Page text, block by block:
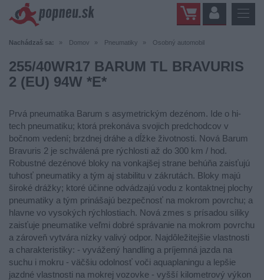
Nachádzaš sa: Domov Pneumatiky Osobný automobil
255/40WR17 BARUM TL BRAVURIS
2 (EU) 94W *E*
Prvá pneumatika Barum s asymetrickým dezénom. Ide o hi-
tech pneumatiku; ktorá prekonáva svojich predchodcov v
bočnom vedení; brzdnej dráhe a dĺžke životnosti. Nová Barum
Bravuris 2 je schválená pre rýchlosti až do 300 km / hod.
Robustné dezénové bloky na vonkajšej strane behúňa zaisťujú
tuhosť pneumatiky a tým aj stabilitu v zákrutách. Bloky majú
široké drážky; ktoré účinne odvádzajú vodu z kontaktnej plochy
pneumatiky a tým prinášajú bezpečnosť na mokrom povrchu; a
hlavne vo vysokých rýchlostiach. Nová zmes s prísadou siliky
zaisťuje pneumatike veľmi dobré správanie na mokrom povrchu
a zároveň vytvára nízky valivý odpor. Najdôležitejšie vlastnosti
a charakteristiky: - vyvážený handling a príjemná jazda na
suchu i mokru - väčšiu odolnosť voči aquaplaningu a lepšie
jazdné vlastnosti na mokrej vozovke - vyšší kilometrový výkon